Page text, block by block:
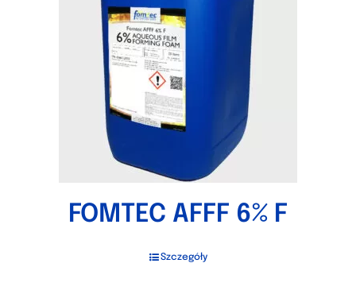
FOMTEC AFFF 6% F
Szczegóły